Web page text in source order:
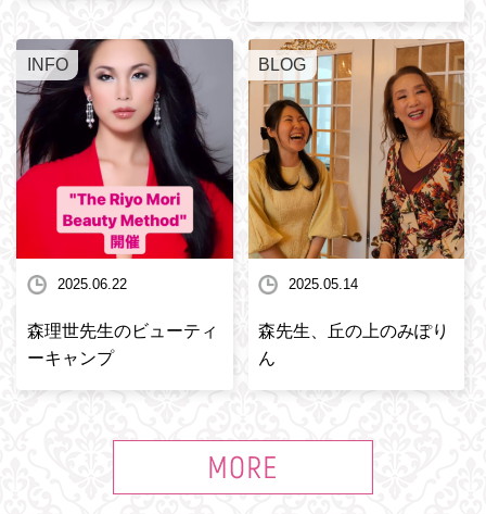
INFO
2025.06.22
森理世先生のビューティ
ーキャンプ
BLOG
2025.05.14
森先生、丘の上のみぽり
ん